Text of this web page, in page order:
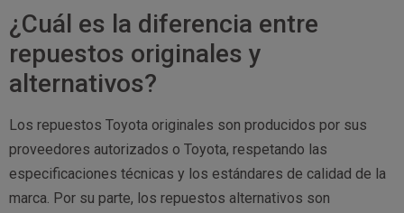
¿Cuál es la diferencia entre
repuestos originales y
alternativos?
Los repuestos Toyota originales son producidos por sus
proveedores autorizados o Toyota, respetando las
especificaciones técnicas y los estándares de calidad de la
marca. Por su parte, los repuestos alternativos son